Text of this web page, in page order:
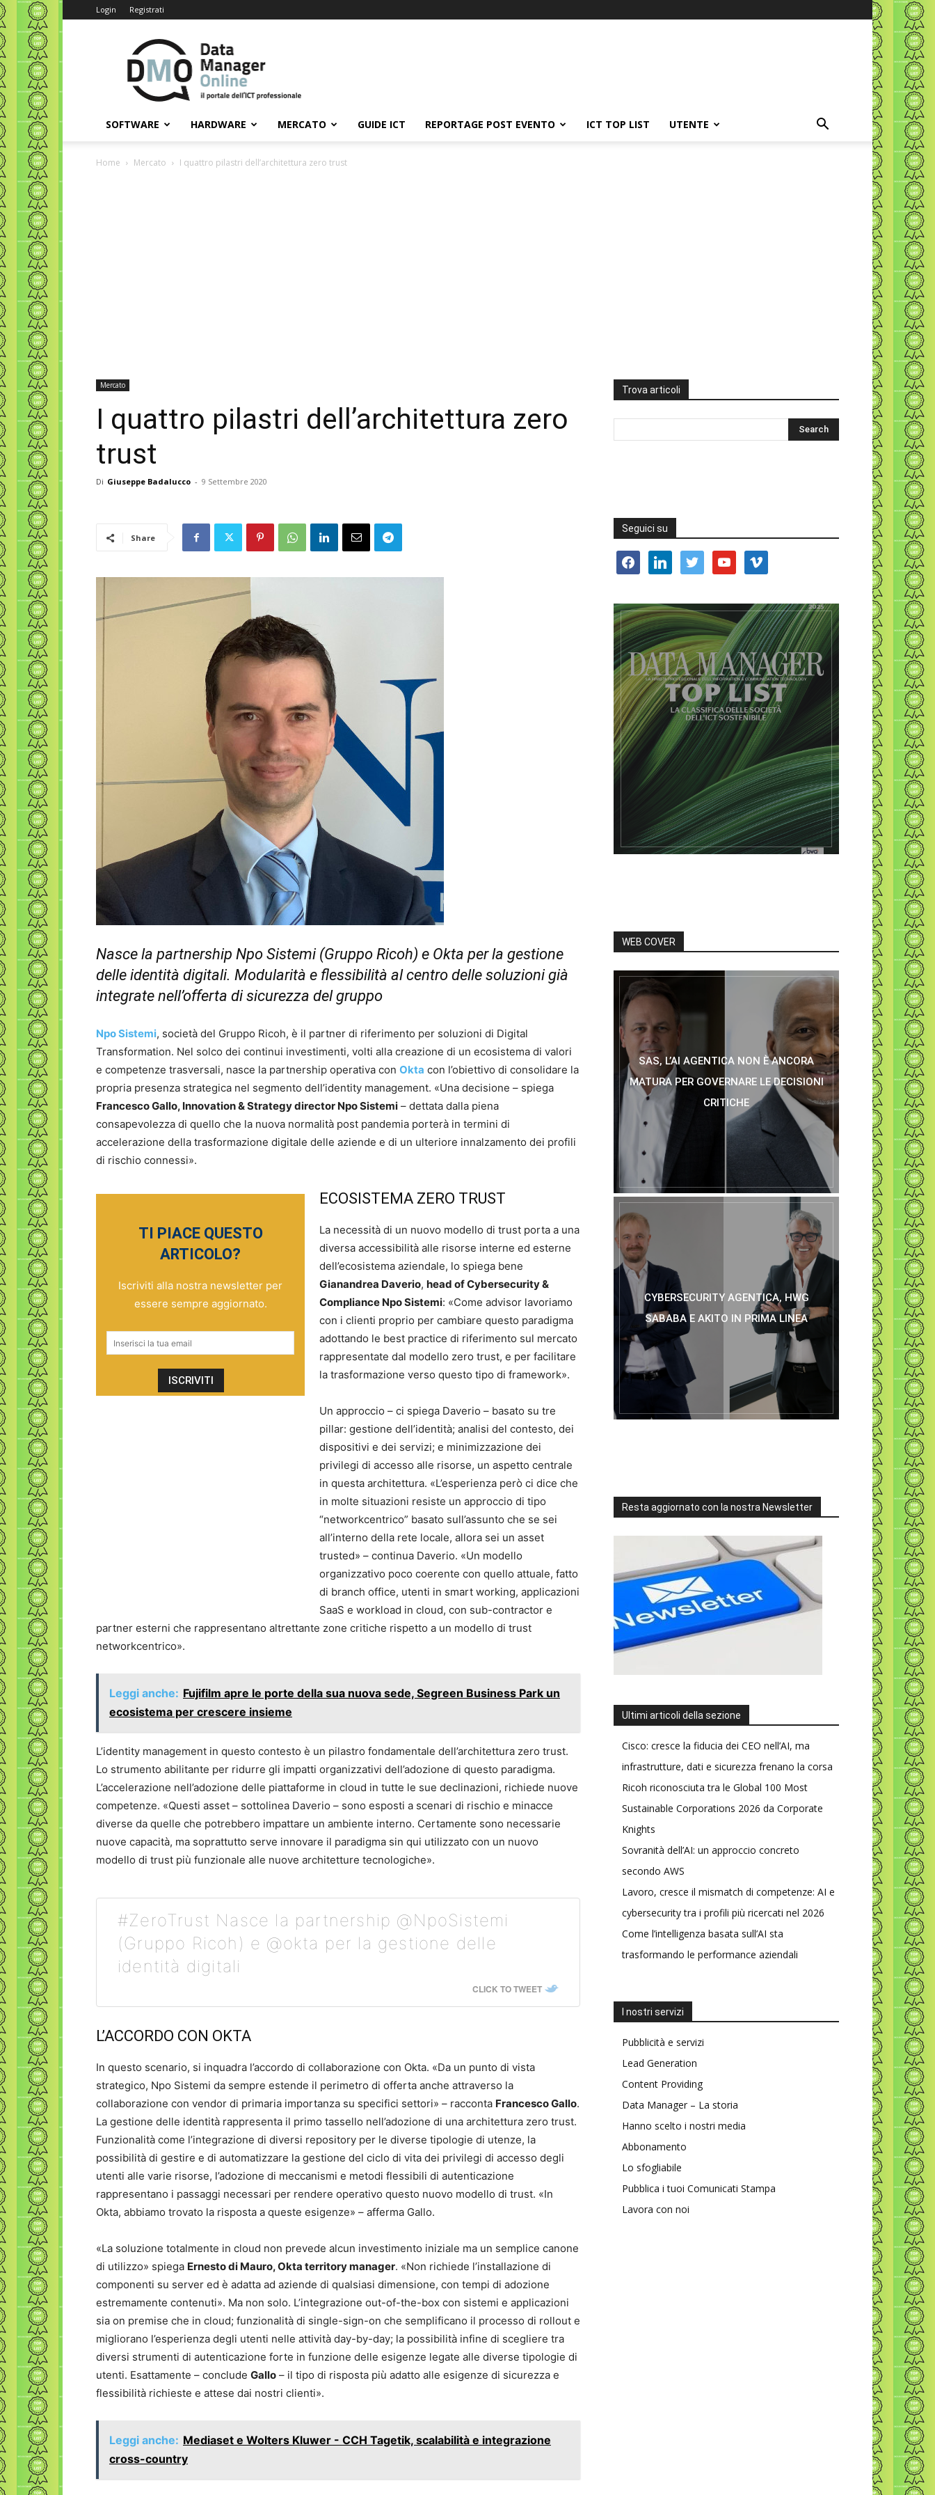
Login Registrati
Data
Manager
Online
SOFTWARE HARDWARE MERCATO GUIDE ICT REPORTAGE POST EVENTO ICT TOP LIST UTENTE
Home Mercato I quattro pilastri dell’architettura zero trust
Mercato
I quattro pilastri dell’architettura zero
trust
Di Giuseppe Badalucco - 9 Settembre 2020
Share
Nasce la partnership Npo Sistemi (Gruppo Ricoh) e Okta per la gestione
delle identità digitali. Modularità e flessibilità al centro delle soluzioni già
integrate nell’offerta di sicurezza del gruppo
Npo Sistemi, società del Gruppo Ricoh, è il partner di riferimento per soluzioni di Digital
Transformation. Nel solco dei continui investimenti, volti alla creazione di un ecosistema di valori
e competenze trasversali, nasce la partnership operativa con Okta con l’obiettivo di consolidare la
propria presenza strategica nel segmento dell’identity management. «Una decisione – spiega
Francesco Gallo, Innovation & Strategy director Npo Sistemi – dettata dalla piena
consapevolezza di quello che la nuova normalità post pandemia porterà in termini di
accelerazione della trasformazione digitale delle aziende e di un ulteriore innalzamento dei profili
di rischio connessi».
TI PIACE QUESTO
ARTICOLO?
Iscriviti alla nostra newsletter per
essere sempre aggiornato.
ECOSISTEMA ZERO TRUST
La necessità di un nuovo modello di trust porta a una
diversa accessibilità alle risorse interne ed esterne
dell’ecosistema aziendale, lo spiega bene
Gianandrea Daverio, head of Cybersecurity &
Compliance Npo Sistemi: «Come advisor lavoriamo
con i clienti proprio per cambiare questo paradigma
adottando le best practice di riferimento sul mercato
rappresentate dal modello zero trust, e per facilitare
la trasformazione verso questo tipo di framework».
Un approccio – ci spiega Daverio – basato su tre
pillar: gestione dell’identità; analisi del contesto, dei
dispositivi e dei servizi; e minimizzazione dei
privilegi di accesso alle risorse, un aspetto centrale
in questa architettura. «L’esperienza però ci dice che
in molte situazioni resiste un approccio di tipo
“networkcentrico” basato sull’assunto che se sei
all’interno della rete locale, allora sei un asset
trusted» – continua Daverio. «Un modello
organizzativo poco coerente con quello attuale, fatto
di branch office, utenti in smart working, applicazioni
SaaS e workload in cloud, con sub-contractor e
partner esterni che rappresentano altrettante zone critiche rispetto a un modello di trust
networkcentrico».
Leggi anche: Fujifilm apre le porte della sua nuova sede, Segreen Business Park un
ecosistema per crescere insieme
L’identity management in questo contesto è un pilastro fondamentale dell’architettura zero trust.
Lo strumento abilitante per ridurre gli impatti organizzativi dell’adozione di questo paradigma.
L’accelerazione nell’adozione delle piattaforme in cloud in tutte le sue declinazioni, richiede nuove
competenze. «Questi asset – sottolinea Daverio – sono esposti a scenari di rischio e minacce
diverse da quelle che potrebbero impattare un ambiente interno. Certamente sono necessarie
nuove capacità, ma soprattutto serve innovare il paradigma sin qui utilizzato con un nuovo
modello di trust più funzionale alle nuove architetture tecnologiche».
#ZeroTrust Nasce la partnership @NpoSistemi
(Gruppo Ricoh) e @okta per la gestione delle
identità digitali
CLICK TO TWEET
L’ACCORDO CON OKTA
In questo scenario, si inquadra l’accordo di collaborazione con Okta. «Da un punto di vista
strategico, Npo Sistemi da sempre estende il perimetro di offerta anche attraverso la
collaborazione con vendor di primaria importanza su specifici settori» – racconta Francesco Gallo.
La gestione delle identità rappresenta il primo tassello nell’adozione di una architettura zero trust.
Funzionalità come l’integrazione di diversi repository per le diverse tipologie di utenze, la
possibilità di gestire e di automatizzare la gestione del ciclo di vita dei privilegi di accesso degli
utenti alle varie risorse, l’adozione di meccanismi e metodi flessibili di autenticazione
rappresentano i passaggi necessari per rendere operativo questo nuovo modello di trust. «In
Okta, abbiamo trovato la risposta a queste esigenze» – afferma Gallo.
«La soluzione totalmente in cloud non prevede alcun investimento iniziale ma un semplice canone
di utilizzo» spiega Ernesto di Mauro, Okta territory manager. «Non richiede l’installazione di
componenti su server ed è adatta ad aziende di qualsiasi dimensione, con tempi di adozione
estremamente contenuti». Ma non solo. L’integrazione out-of-the-box con sistemi e applicazioni
sia on premise che in cloud; funzionalità di single-sign-on che semplificano il processo di rollout e
migliorano l’esperienza degli utenti nelle attività day-by-day; la possibilità infine di scegliere tra
diversi strumenti di autenticazione forte in funzione delle esigenze legate alle diverse tipologie di
utenti. Esattamente – conclude Gallo – il tipo di risposta più adatto alle esigenze di sicurezza e
flessibilità richieste e attese dai nostri clienti».
Leggi anche: Mediaset e Wolters Kluwer - CCH Tagetik, scalabilità e integrazione
cross-country
Trova articoli
Seguici su
facebooklinkedin twitter youtube vimeo
WEB COVER
SAS, L’AI AGENTICA NON È ANCORA
MATURA PER GOVERNARE LE DECISIONI
CRITICHE
CYBERSECURITY AGENTICA, HWG
SABABA E AKITO IN PRIMA LINEA
Resta aggiornato con la nostra Newsletter
Ultimi articoli della sezione
Cisco: cresce la fiducia dei CEO nell’AI, ma
infrastrutture, dati e sicurezza frenano la corsa
Ricoh riconosciuta tra le Global 100 Most
Sustainable Corporations 2026 da Corporate
Knights
Sovranità dell’AI: un approccio concreto
secondo AWS
Lavoro, cresce il mismatch di competenze: AI e
cybersecurity tra i profili più ricercati nel 2026
Come l’intelligenza basata sull’AI sta
trasformando le performance aziendali
I nostri servizi
Pubblicità e servizi
Lead Generation
Content Providing
Data Manager – La storia
Hanno scelto i nostri media
Abbonamento
Lo sfogliabile
Pubblica i tuoi Comunicati Stampa
Lavora con noi